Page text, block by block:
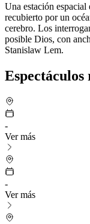
Una estación espacial
recubierto por un
cerebro. Los
posible Dios, con
Stanislaw Lem.
Espectáculos
-
Ver más
-
Ver más